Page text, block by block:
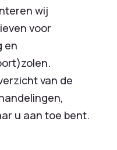
wij
voor
en
van de
u aan toe bent.